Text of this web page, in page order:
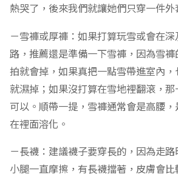
熱哭了，後來我們就讓她們只穿一件外
－雪褲或厚褲：如果打算玩雪或會在
路，推薦還是準備一下雪褲，因為雪
拍就會掉，如果真把一點雪帶進室內
就濕掉；如果沒打算在雪地裡翻滾，
可以。順帶一提，雪褲通常會是高腰
在裡面溶化。
－長襪：建議襪子要穿長的，因為走
小腿一直摩擦，有長襪擋著，皮膚會